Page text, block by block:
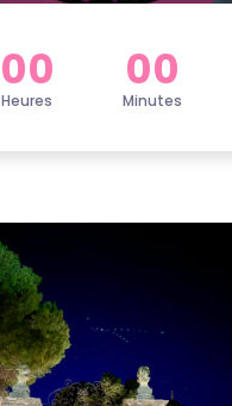
00
Heures
00
Minutes